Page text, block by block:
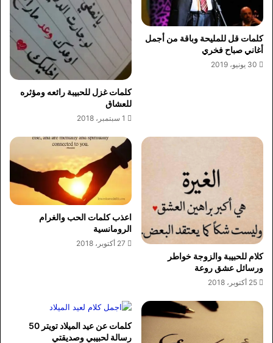
كلمات قل للمليحة وباقة من أجمل
أغاني صباح فخري
30 يونيو، 2019
كلمات غزل للحبيبة رائعه ومؤثره
للعشاق
1 سبتمبر، 2018
كلام للحبيبة والزوجة خواطر
ورسائل عشق روعة
25 أكتوبر، 2018
اعذب كلمات الحب والغرام
الرومانسية
27 أكتوبر، 2018
كلمات عن عيد الميلاد تويتر 50
رسالة لحبيبي وصديقتي